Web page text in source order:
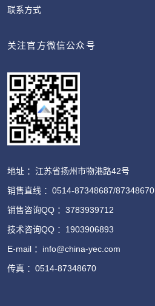
联系方式
关注官方微信公众号
地址 ：江苏省扬州市物港路42号
销售直线 ：0514-87348687/87348670
销售咨询QQ ：3783939712
技术咨询QQ ：1903906893
E-mail ：info@china-yec.com
传真 ：0514-87348670